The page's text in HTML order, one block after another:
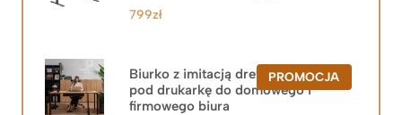
799zł
PROMOCJAPRODUKT
W
Biurko z imitacją drewna z szafką
pod drukarkę do domowego i
firmowego biura